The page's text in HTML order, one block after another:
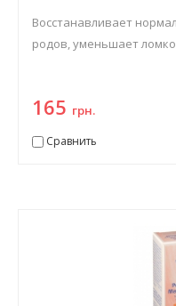
Восстанавливает
родов, уменьшает
165 грн.
Сравнить